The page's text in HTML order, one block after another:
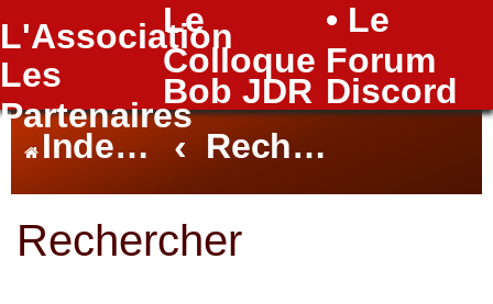
L'Association
Le
Colloque
• Le
Forum
Les
Partenaires
Bob JDR Discord
FAQ
Index du forum Rechercher
Rechercher